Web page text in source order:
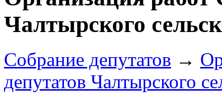
Чалтырского
Собрание депутатов →
депутатов Чалтырского